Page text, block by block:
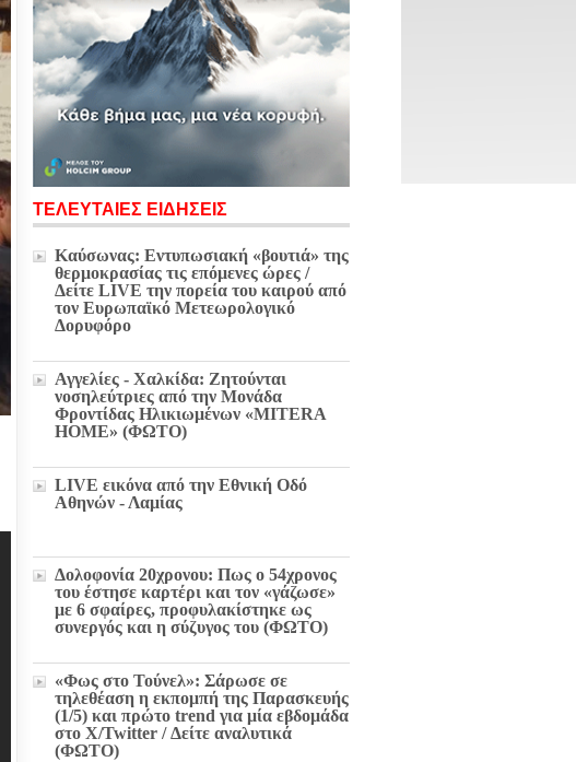
ΤΕΛΕΥΤΑΙΕΣ ΕΙΔΗΣΕΙΣ
Καύσωνας: Εντυπωσιακή «βουτιά» της
θερμοκρασίας τις επόμενες ώρες /
Δείτε LIVE την πορεία του καιρού από
τον Ευρωπαϊκό Μετεωρολογικό
Δορυφόρο
Αγγελίες - Χαλκίδα: Ζητούνται
νοσηλεύτριες από την Μονάδα
Φροντίδας Ηλικιωμένων «MITERA
HOME» (ΦΩΤΟ)
LIVE εικόνα από την Εθνική Οδό
Αθηνών - Λαμίας
Δολοφονία 20χρονου: Πως ο 54χρονος
του έστησε καρτέρι και τον «γάζωσε»
με 6 σφαίρες, προφυλακίστηκε ως
συνεργός και η σύζυγος του (ΦΩΤΟ)
«Φως στο Τούνελ»: Σάρωσε σε
τηλεθέαση η εκπομπή της Παρασκευής
(1/5) και πρώτο trend για μία εβδομάδα
στο X/Twitter / Δείτε αναλυτικά
(ΦΩΤΟ)